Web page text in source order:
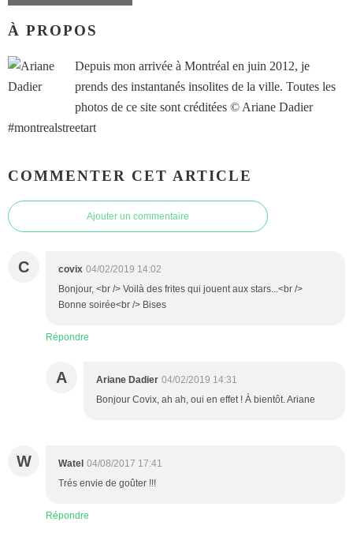
À PROPOS
Depuis mon arrivée à Montréal en juin 2012, je
prends des instantanés insolites de la ville. Toutes les
photos de ce site sont créditées © Ariane Dadier
#montrealstreetart
COMMENTER CET ARTICLE
Ajouter un commentaire
C covix 04/02/2019 14:02
Bonjour, <br /> Voilà des frites qui jouent aux stars...<br />
Bonne soirée<br /> Bises
Répondre
A Ariane Dadier 04/02/2019 14:31
Bonjour Covix, ah ah, oui en effet ! À bientôt. Ariane
W Watel 04/08/2017 17:41
Trés envie de goûter !!!
Répondre